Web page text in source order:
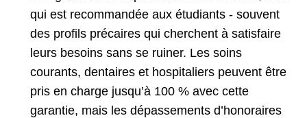
qui est recommandée aux étudiants - souvent
des profils précaires qui cherchent à satisfaire
leurs besoins sans se ruiner. Les soins
courants, dentaires et hospitaliers peuvent être
pris en charge jusqu’à 100 % avec cette
garantie, mais les dépassements d’honoraires